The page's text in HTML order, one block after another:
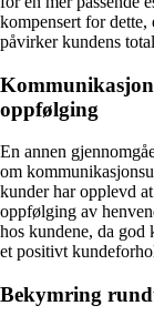
kompensert for
påvirker kundens
oppfølging
En annen
om
kunder har opplevd
oppfølging av
hos kundene, da
et positivt
Bekymring